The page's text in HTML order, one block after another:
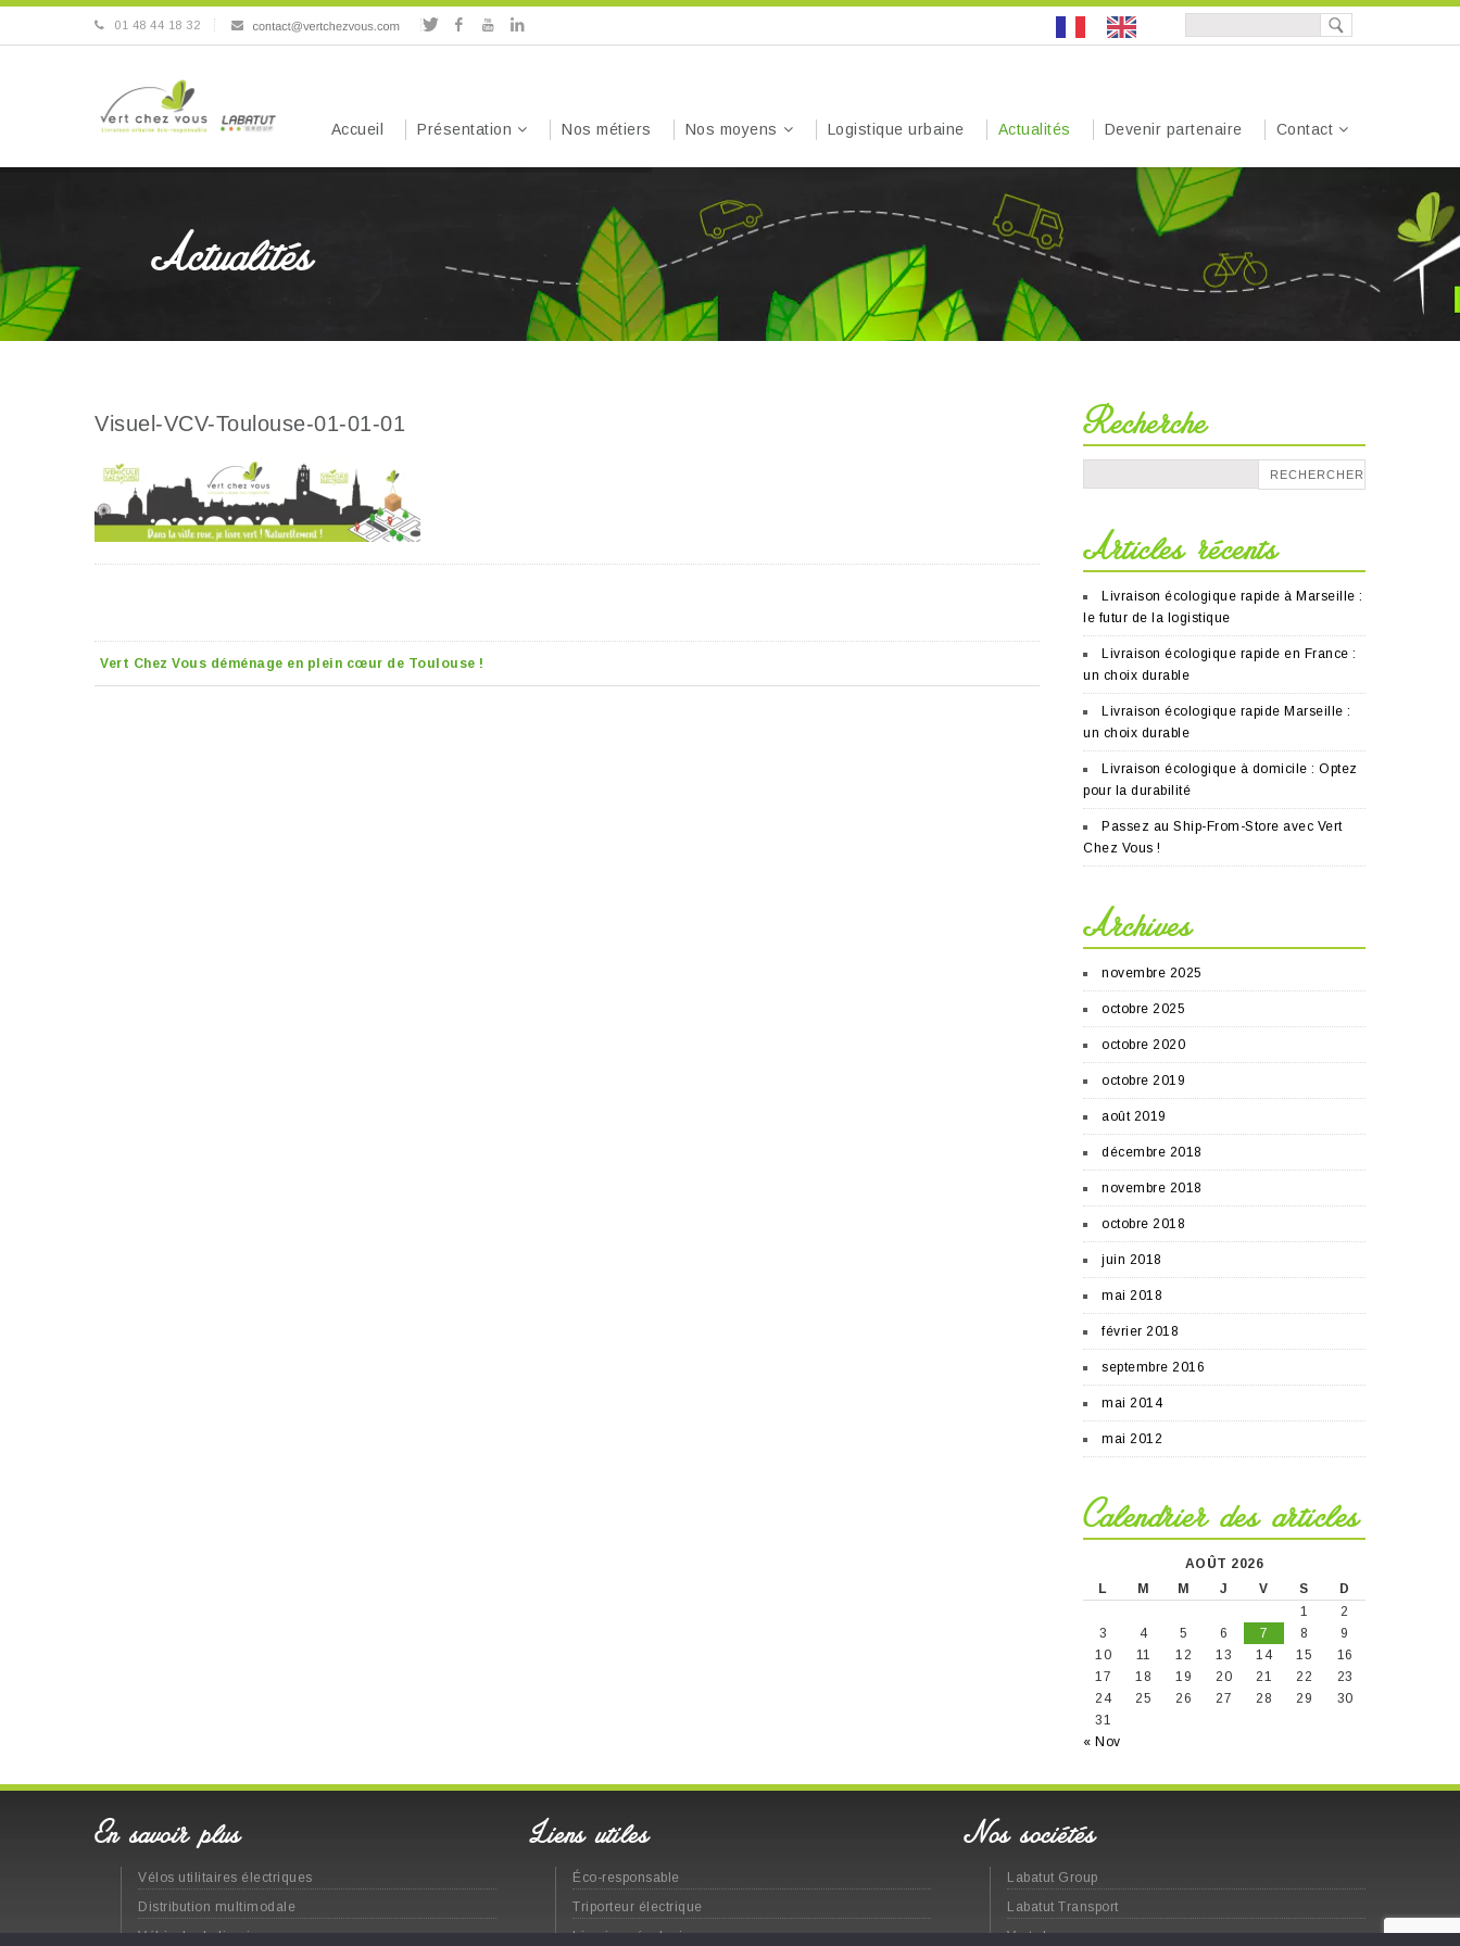
01 48 44 18 32
Accueil Présentation Nos métiers Nos moyens Logistique urbaine Actualités Devenir partenaire Contact
Actualités
Visuel-VCV-Toulouse-01-01-01
Vert Chez Vous déménage en plein cœur de Toulouse !
Recherche
Articles récents
Livraison écologique rapide à Marseille :
le futur de la logistique
Livraison écologique rapide en France :
un choix durable
Livraison écologique rapide Marseille :
un choix durable
Livraison écologique à domicile : Optez
pour la durabilité
Passez au Ship-From-Store avec Vert
Chez Vous !
Archives
novembre 2025
octobre 2025
octobre 2020
octobre 2019
août 2019
décembre 2018
novembre 2018
octobre 2018
juin 2018
mai 2018
février 2018
septembre 2016
mai 2014
mai 2012
Calendrier des articles
AOÛT 2026
L
M M J V S
D
1
2
3
4 5 6 7 8
9
10
11 12 13 14 15
16
17
18 19 20 21 22
23
24
25 26 27 28 29
30
31
« Nov
En savoir plus
Vélos utilitaires électriques
Distribution multimodale
Véhicule de livraison propre
Liens utiles
Éco-responsable
Triporteur électrique
Livraison écologique
Nos sociétés
Labatut Group
Labatut Transport
Vert chez vous